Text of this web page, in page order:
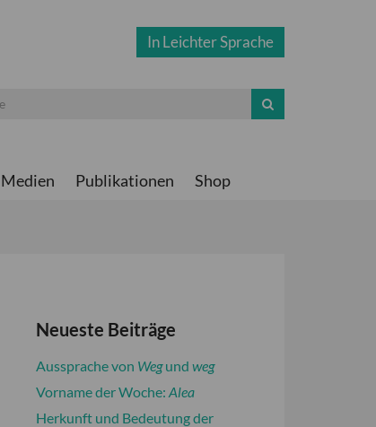
In Leichter Sprache
Medien Publikationen Shop
Neueste Beiträge
Aussprache von Wegund weg
Vorname der Woche: Alea
Herkunft und Bedeutung der